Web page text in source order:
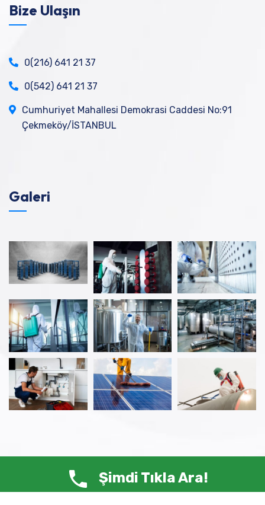
Bize Ulaşın
0(216) 641 21 37
0(542) 641 21 37
Cumhuriyet Mahallesi Demokrasi Caddesi No:91
Çekmeköy/İSTANBUL
Galeri
© Copyright 2025 ANTİ HAŞERE – Tüm Hakları Saklıdır.
Şimdi Tıkla Ara!